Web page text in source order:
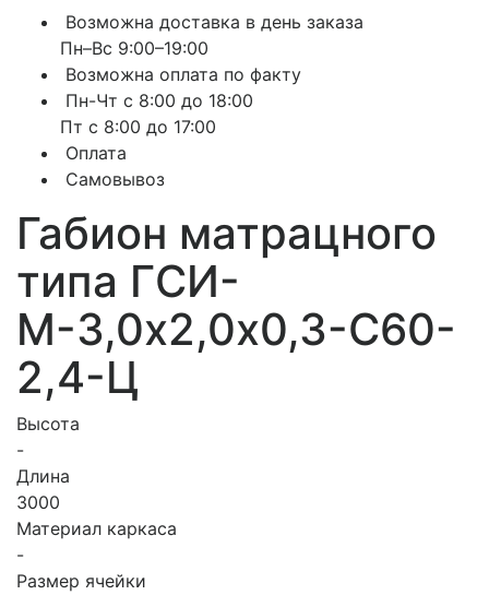
Возможна доставка в день заказа
Пн–Вс 9:00–19:00
Возможна оплата по факту
Пн-Чт с 8:00 до 18:00
Пт с 8:00 до 17:00
Оплата
Самовывоз
Габион матрацного
типа ГCИ-
М-3,0х2,0х0,3-С60-
2,4-Ц
Высота
-
Длина
3000
Материал каркаса
-
Размер ячейки